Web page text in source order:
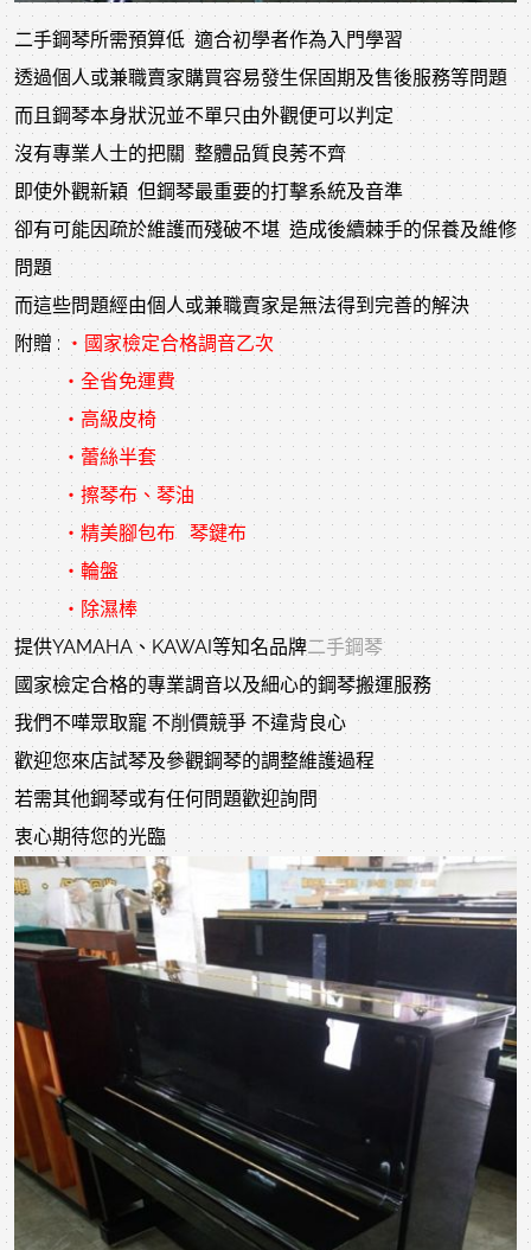
二手鋼琴所需預算低 適合初學者作為入門學習
透過個人或兼職賣家購買容易發生保固期及售後服務等問題
而且鋼琴本身狀況並不單只由外觀便可以判定
沒有專業人士的把關 整體品質良莠不齊
即使外觀新穎 但鋼琴最重要的打擊系統及音準
卻有可能因疏於維護而殘破不堪 造成後續棘手的保養及維修
問題
而這些問題經由個人或兼職賣家是無法得到完善的解決
附贈 : ‧國家檢定合格調音乙次
‧全省免運費
‧高級皮椅
‧蕾絲半套
‧擦琴布、琴油
‧精美腳包布 琴鍵布
‧輪盤
‧除濕棒
提供YAMAHA、KAWAI等知名品牌二手鋼琴
國家檢定合格的專業調音以及細心的鋼琴搬運服務
我們不嘩眾取寵 不削價競爭 不違背良心
歡迎您來店試琴及參觀鋼琴的調整維護過程
若需其他鋼琴或有任何問題歡迎詢問
衷心期待您的光臨